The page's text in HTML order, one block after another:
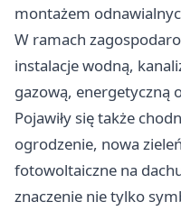
montażem
W ramach
instalacje wodną,
gazową, energetyczną
Pojawiły się także
ogrodzenie, nowa
fotowoltaiczne na
znaczenie nie tylko